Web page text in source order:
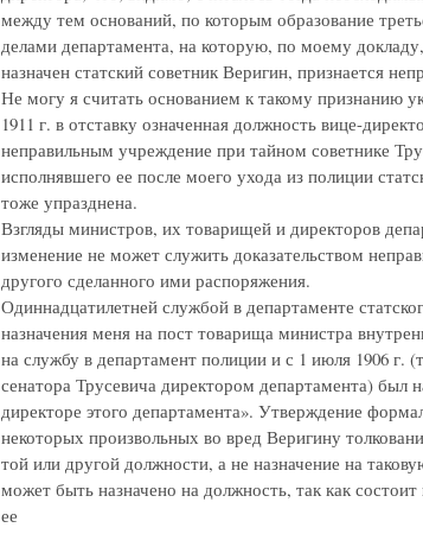
между тем оснований, по которым образование
делами департамента, на которую, по моему
назначен статский советник Веригин, признается
Не могу я считать основанием к такому признанию
1911 г. в отставку означенная должность вице-
неправильным учреждение при тайном советнике
исполнявшего ее после моего ухода из полиции
тоже упразднена.
Взгляды министров, их товарищей и директоров
изменение не может служить доказательством
другого сделанного ими распоряжения.
Одиннадцатилетней службой в департаменте
назначения меня на пост товарища министра
на службу в департамент полиции и с 1 июля 1906 г.
сенатора Трусевича директором департамента) был
директоре этого департамента». Утверждение
некоторых произвольных во вред Веригину
той или другой должности, а не назначение на
может быть назначено на должность, так как
ее